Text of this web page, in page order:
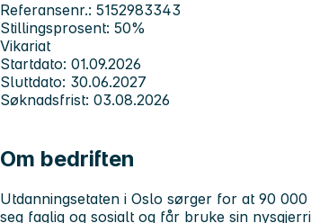
Referansenr.: 5152983343
Stillingsprosent: 50%
Vikariat
Startdato: 01.09.2026
Sluttdato: 30.06.2027
Søknadsfrist: 03.08.2026
Om bedriften
Utdanningsetaten i Oslo sørger for at 90
seg faglig og sosialt og får bruke sin